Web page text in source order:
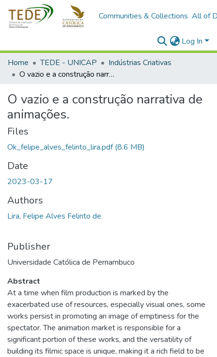
Communities & Collections All of
Log In
Home
TEDE - UNICAP
Indústrias Criativas
O vazio e a construção narrativa de animações.
O vazio e a construção narrativa de
animações.
Files
Ok_felipe_alves_felinto_lira.pdf(8.6 MB)
Date
2023-03-17
Authors
Lira, Felipe Alves Felinto de
Publisher
Universidade Católica de Pernambuco
Abstract
At a time when film production is marked by the
exacerbated use of resources, especially visual ones, some
works persist in promoting an image of emptiness for the
spectator. The animation market is responsible for a
significant portion of these works, and the versatility of
building its filmic space is unique, making it a rich field to be